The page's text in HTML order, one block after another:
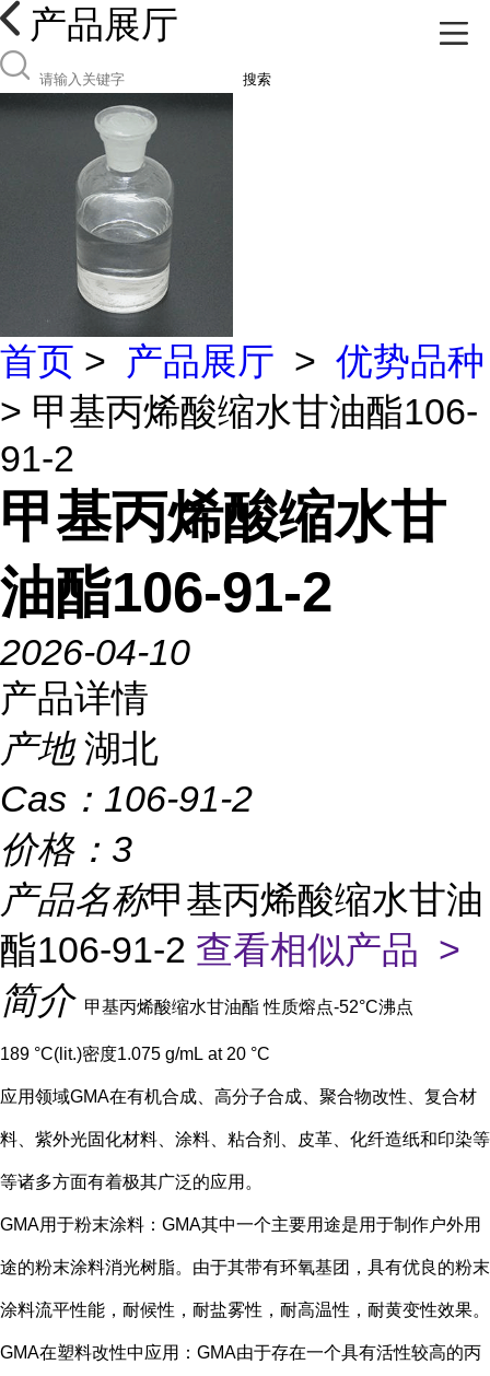
产品展厅
搜索
首页 > 产品展厅 > 优势品种
> 甲基丙烯酸缩水甘油酯106-
91-2
甲基丙烯酸缩水甘
油酯106-91-2
2026-04-10
产品详情
产地 湖北
Cas： 106-91-2
价格： 3
产品名称甲基丙烯酸缩水甘油
酯106-91-2 查看相似产品 >
简介 甲基丙烯酸缩水甘油酯 性质熔点-52°C沸点
189 °C(lit.)密度1.075 g/mL at 20 °C
应用领域GMA在有机合成、高分子合成、聚合物改性、复合材
料、紫外光固化材料、涂料、粘合剂、皮革、化纤造纸和印染等
等诸多方面有着极其广泛的应用。
GMA用于粉末涂料：GMA其中一个主要用途是用于制作户外用
途的粉末涂料消光树脂。由于其带有环氧基团，具有优良的粉末
涂料流平性能，耐候性，耐盐雾性，耐高温性，耐黄变性效果。
GMA在塑料改性中应用：GMA由于存在一个具有活性较高的丙